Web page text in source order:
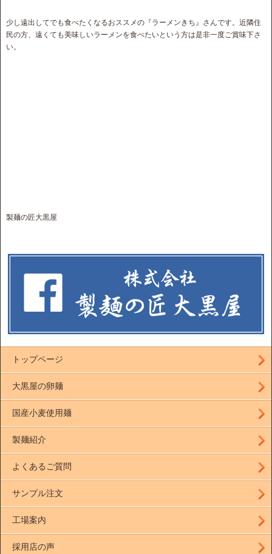
少し遠出してでも食べたくなるおススメの『ラーメンきち』さんです。近隣住
民の方、遠くても美味しいラーメンを食べたいという方は是非一度ご賞味下さ
い。
製麺の匠大黒屋
トップページ
大黒屋の卵麺
国産小麦使用麺
製麺紹介
よくあるご質問
サンプル注文
工場案内
採用店の声